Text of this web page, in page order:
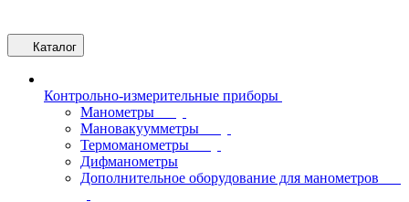
Каталог
Контрольно-измерительные приборы
Манометры
Мановакуумметры
Термоманометры
Дифманометры
Дополнительное оборудование для манометров